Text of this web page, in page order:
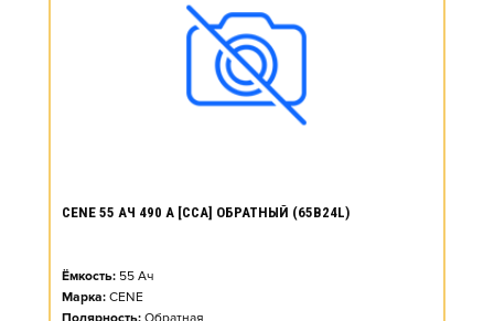
CENE 55 АЧ 490 А [CCA] ОБРАТНЫЙ (65B24L)
Ёмкость: 55 Ач
Марка: CENE